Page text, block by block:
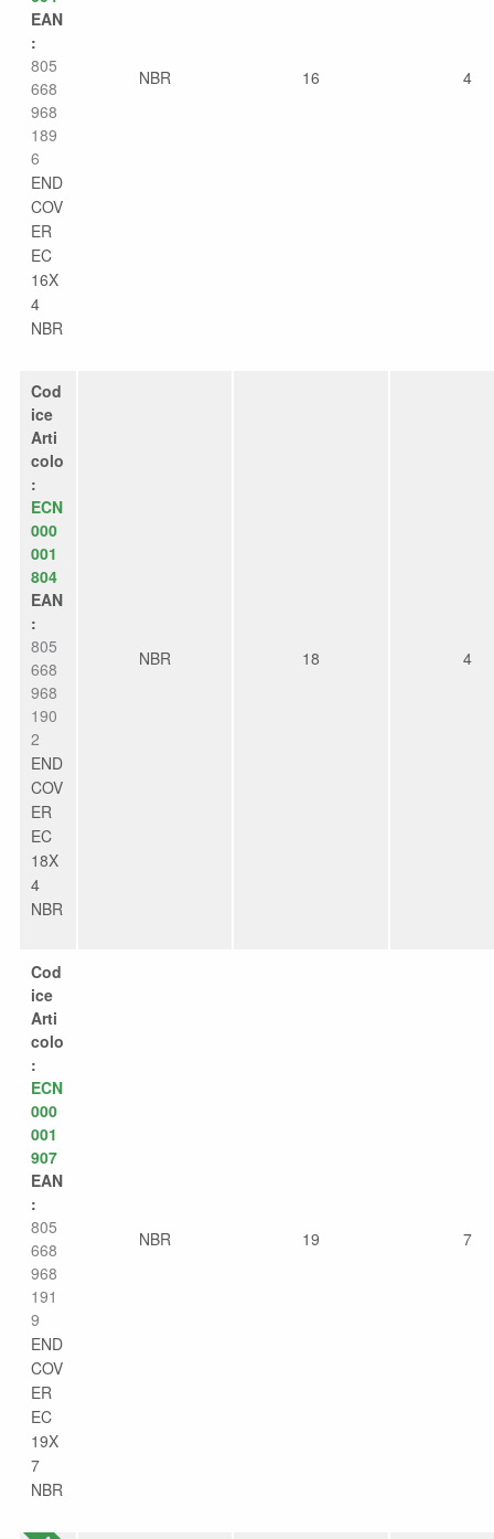
EAN
:
805
668
968
189
6
END
COV
ER
EC
16X
4
NBR
NBR 16 4
Cod
ice
Arti
colo
:
ECN
000
001
804
EAN
:
805
668
968
190
2
END
COV
ER
EC
18X
4
NBR
NBR 18 4
Cod
ice
Arti
colo
:
ECN
000
001
907
EAN
:
805
668
968
191
9
END
COV
ER
EC
19X
7
NBR
NBR 19 7